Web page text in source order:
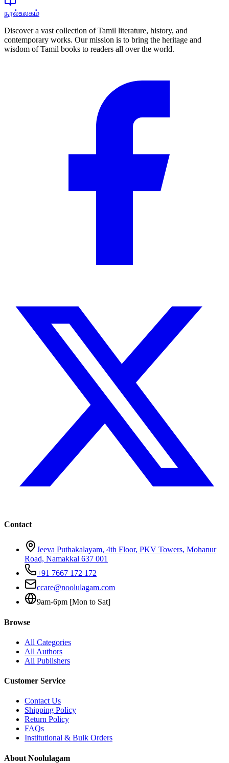
நூல்உலகம்
Discover a vast collection of Tamil literature, history, and
contemporary works. Our mission is to bring the heritage and
wisdom of Tamil books to readers all over the world.
Contact
Jeeva Puthakalayam, 4th Floor, PKV Towers, Mohanur
Road, Namakkal 637 001
+91 7667 172 172
ccare@noolulagam.com
9am-6pm [Mon to Sat]
Browse
All Categories
All Authors
All Publishers
Customer Service
Contact Us
Shipping Policy
Return Policy
FAQs
Institutional & Bulk Orders
About Noolulagam